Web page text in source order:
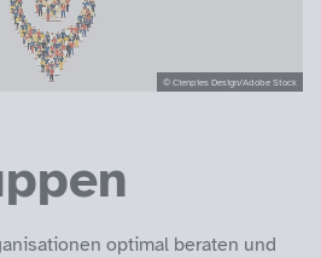
© Cienpies Design/Adobe Stock
optimal beraten und